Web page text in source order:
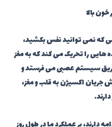
بالا
که نمی توانید نفس بکشید،
هایی را تحریک می کند که به مغز
سیستم عصبی می فرستد و
جریان اکسیژن به قلب و مغز،